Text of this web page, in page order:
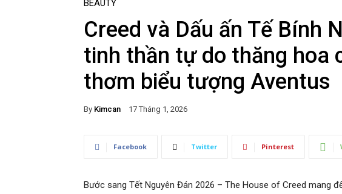
BEAUTY
Creed và Dấu ấn Tế Bính
tinh thần tự do thăng hoa
thơm biểu tượng Aventus
By Kimcan 17 Tháng 1, 2026
Facebook Twitter Pinterest
Bước sang Tết Nguyên Đán 2026 – The House of Creed mang